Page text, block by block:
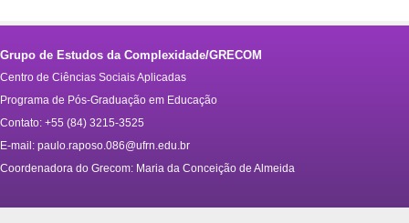
Grupo de Estudos da Complexidade/GRECOM
Centro de Ciências Sociais Aplicadas
Programa de Pós-Graduação em Educação
Contato: +55 (84) 3215-3525
E-mail: paulo.raposo.086@ufrn.edu.br
Coordenadora do Grecom: Maria da Conceição de Almeida